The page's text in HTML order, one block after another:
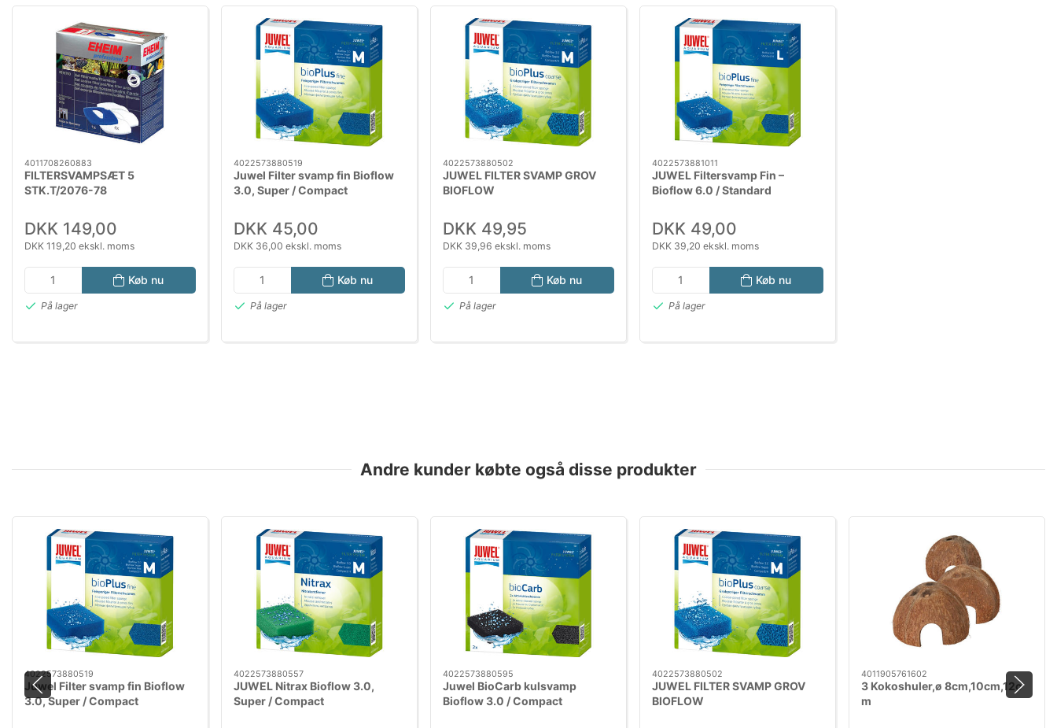
4011708260883
FILTERSVAMPSÆT 5
STK.T/2076-78
DKK 149,00
DKK 119,20 ekskl. moms
Køb nu
På lager
4022573880519
Juwel Filter svamp fin Bioflow
3.0, Super / Compact
DKK 45,00
DKK 36,00 ekskl. moms
Køb nu
På lager
4022573880502
JUWEL FILTER SVAMP GROV
BIOFLOW
DKK 49,95
DKK 39,96 ekskl. moms
Køb nu
På lager
4022573881011
JUWEL Filtersvamp Fin –
Bioflow 6.0 / Standard
DKK 49,00
DKK 39,20 ekskl. moms
Køb nu
På lager
Andre kunder købte også disse produkter
4022573880519
Juwel Filter svamp fin Bioflow
3.0, Super / Compact
4022573880557
JUWEL Nitrax Bioflow 3.0,
Super / Compact
4022573880595
Juwel BioCarb kulsvamp
Bioflow 3.0 / Compact
4022573880502
JUWEL FILTER SVAMP GROV
BIOFLOW
4011905761602
3 Kokoshuler,ø 8cm,10cm,12c
m